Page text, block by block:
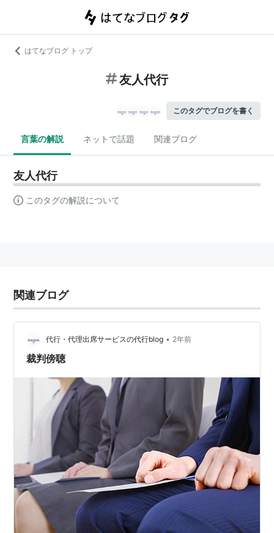
はてなブログ トップ
友人代行
このタグでブログを書く
言葉の解説 ネットで話題 関連ブログ
友人代行
このタグの解説について
関連ブログ
代行・代理出席サービスの代行blog • 2年前
裁判傍聴